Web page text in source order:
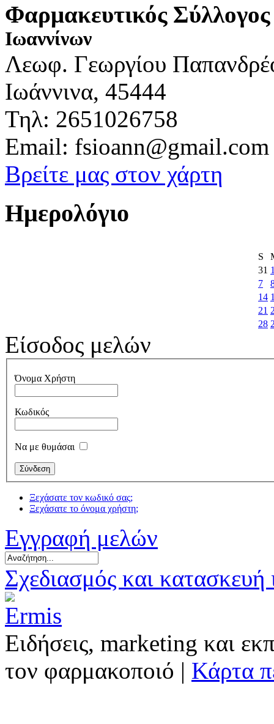
Φαρμακευτικός Σύλλογος
Ιωαννίνων
Λεωφ. Γεωργίου
Ιωάννινα, 45444
Τηλ: 2651026758
Email: fsioann@gmail.com
Βρείτε μας στον χάρτη
Ημερολόγιο
S
31
7
14
21
28
Είσοδος μελών
Όνομα Χρήστη
Κωδικός
Να με θυμάσαι
Ξεχάσατε τον κωδικό σας;
Ξεχάσατε το όνομα χρήστη;
Εγγραφή μελών
Σχεδιασμός και
Ειδήσεις, marketing και
τον φαρμακοποιό | Κάρτα